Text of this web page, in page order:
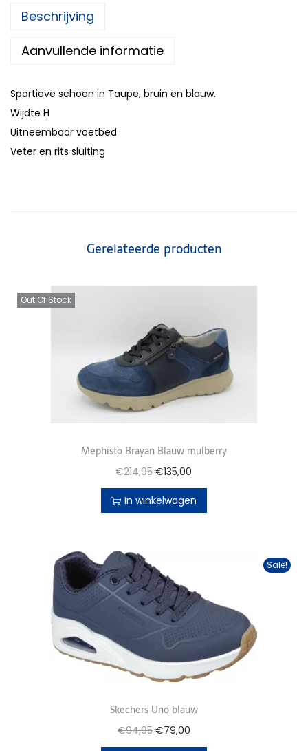
Beschrijving
Aanvullende informatie
Sportieve schoen in Taupe, bruin en blauw.
Wijdte H
Uitneembaar voetbed
Veter en rits sluiting
Gerelateerde producten
Out Of Stock
Mephisto Brayan Blauw mulberry
€214,95 €135,00
In winkelwagen
Sale!
Skechers Uno blauw
€94,95 €79,00